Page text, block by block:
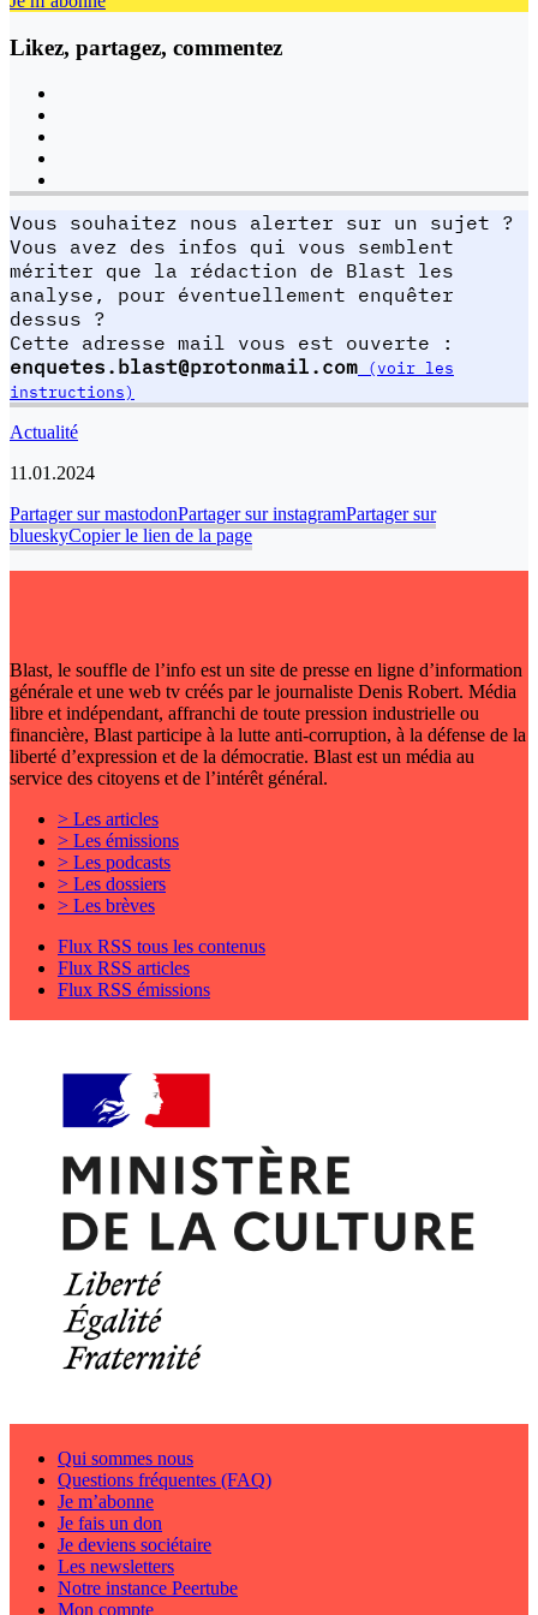
Likez, partagez, commentez
Vous souhaitez nous alerter sur un sujet ?
Vous avez des infos qui vous semblent
mériter que la rédaction de Blast les
analyse, pour éventuellement enquêter
dessus ?
Cette adresse mail vous est ouverte :
enquetes.blast@protonmail.com (voir les
instructions)
Actualité
11.01.2024
Partager sur mastodonPartager sur instagramPartager sur
blueskyCopier le lien de la page
Blast, le souffle de l’info est un site de presse en ligne d’information
générale et une web tv créés par le journaliste Denis Robert. Média
libre et indépendant, affranchi de toute pression industrielle ou
financière, Blast participe à la lutte anti-corruption, à la défense de la
liberté d’expression et de la démocratie. Blast est un média au
service des citoyens et de l’intérêt général.
> Les articles
> Les émissions
> Les podcasts
> Les dossiers
> Les brèves
Flux RSS tous les contenus
Flux RSS articles
Flux RSS émissions
Qui sommes nous
Questions fréquentes (FAQ)
Je m’abonne
Je fais un don
Je deviens sociétaire
Les newsletters
Notre instance Peertube
Mon compte